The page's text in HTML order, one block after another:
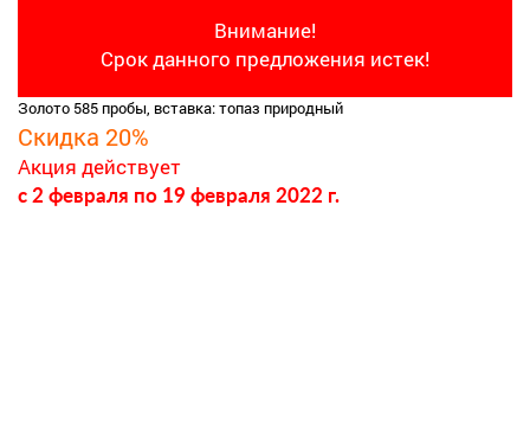
Внимание!
Срок данного предложения истек!
Золото 585 пробы, вставка: топаз природный
Скидка 20%
Акция действует
c 2 февраля по 19 февраля 2022 г.